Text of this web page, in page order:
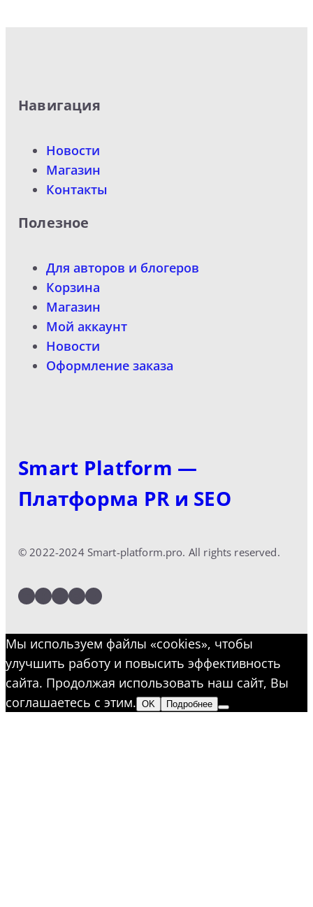
Навигация
Новости
Магазин
Контакты
Полезное
Для авторов и блогеров
Корзина
Магазин
Мой аккаунт
Новости
Оформление заказа
Smart Platform —
Платформа PR и SEO
© 2022-2024 Smart-platform.pro. All rights reserved.
LinkedIn
Facebook
Twitter
Instagram
YouTube
Мы используем файлы «cookies», чтобы
улучшить работу и повысить эффективность
сайта. Продолжая использовать наш сайт, Вы
соглашаетесь с этим. OK Подробнее